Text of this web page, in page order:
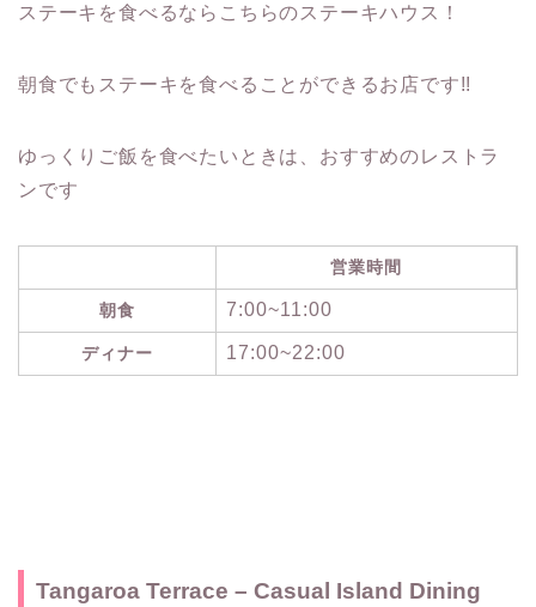
ステーキを食べるならこちらのステーキハウス！
朝食でもステーキを食べることができるお店です!!
ゆっくりご飯を食べたいときは、おすすめのレストラ
ンです
営業時間
朝食 7:00~11:00
ディナー 17:00~22:00
Tangaroa Terrace – Casual Island Dining